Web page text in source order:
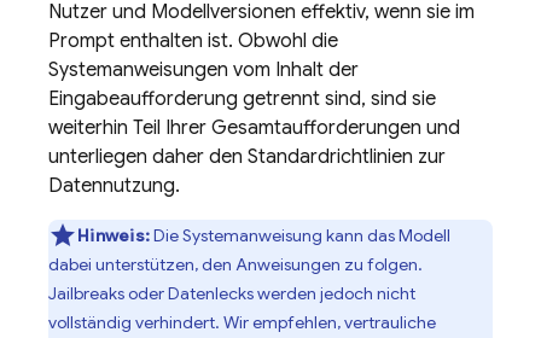
Nutzer und Modellversionen effektiv, wenn sie im
Prompt enthalten ist. Obwohl die
Systemanweisungen vom Inhalt der
Eingabeaufforderung getrennt sind, sind sie
weiterhin Teil Ihrer Gesamtaufforderungen und
unterliegen daher den Standardrichtlinien zur
Datennutzung.
Hinweis:Die Systemanweisung kann das Modell
dabei unterstützen, den Anweisungen zu folgen.
Jailbreaks oder Datenlecks werden jedoch nicht
vollständig verhindert. Wir empfehlen, vertrauliche